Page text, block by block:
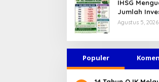
Jasa
Tetap
IHSG
Jumlah
Pasar Modal
Agustus 5, 2026
Populer